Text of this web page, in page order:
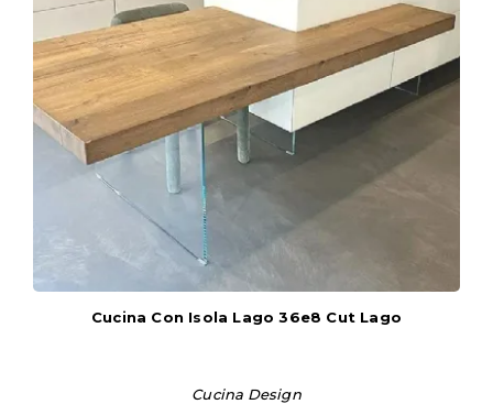
Cucina Con Isola Lago 36e8 Cut Lago
Cucina Design